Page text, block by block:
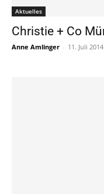
Aktuelles
Christie + Co
Anne Amlinger - 11. Juli 2014